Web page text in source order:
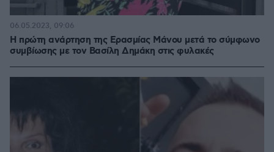
Η πρώτη ανάρτηση της Ερασμίας Μάνου μετά το σύμφωνο
συμβίωσης με τον Βασίλη Δημάκη στις φυλακές
06.05.2023, 09:06